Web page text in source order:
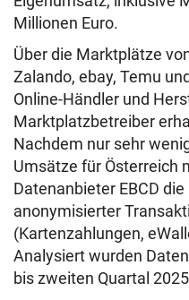
Millionen Euro.
Über die Marktplätze
Zalando, ebay, Temu
Online-Händler und
Marktplatzbetreiber
Nachdem nur sehr
Umsätze für Österreich
Datenanbieter EBCD
anonymisierter
(Kartenzahlungen,
Analysiert wurden
bis zweiten Quartal